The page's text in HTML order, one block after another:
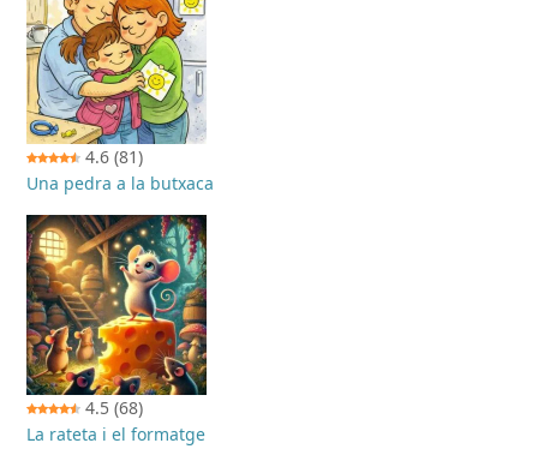
4.6 (81)
Una pedra a la butxaca
4.5 (68)
La rateta i el formatge